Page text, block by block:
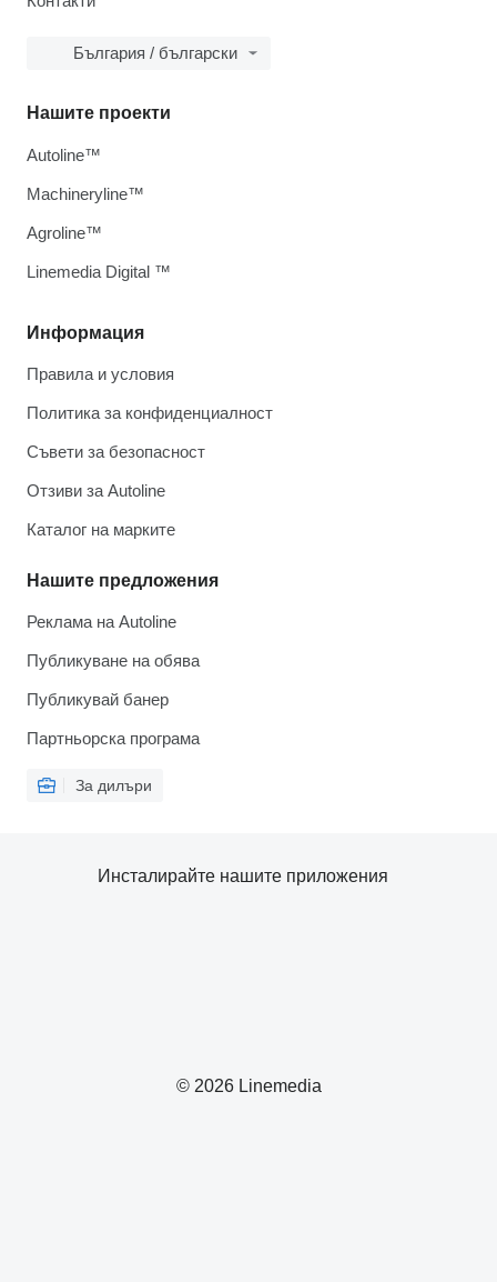
България / български
Информация
Правила и условия
Политика за конфиденциалност
Съвети за безопасност
Отзиви за Autoline
Каталог на марките
Нашите предложения
Реклама на Autoline
Публикуване на обява
Публикувай банер
Партньорска програма
За дилъри
Нашите проекти
Autoline™
Machineryline™
Agroline™
Linemedia Digital ™
© 2026 Linemedia
Инсталирайте нашите приложения